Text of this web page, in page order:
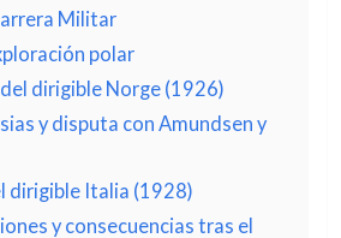
Militar
polar
dirigible Norge (1926)
y disputa con Amundsen y
dirigible Italia (1928)
y consecuencias tras el